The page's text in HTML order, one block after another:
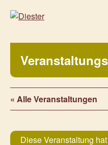
Über uns
Regelmäßige Angebote
Was bei uns sonst noch
Veranstaltungen
« Alle Veranstaltungen
Diese Veranstaltung